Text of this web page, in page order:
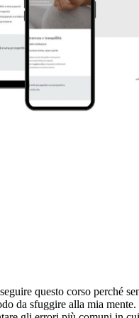
questo corso perché
da sfuggire alla mia